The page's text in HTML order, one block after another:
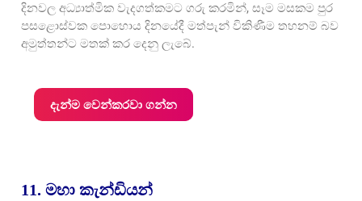
දිනවල අධ්‍යාත්මික වැදගත්කමට ගරු කරමින්, සෑම මසකම පුර
පසළොස්වක පොහොය දිනයේදී මත්පැන් විකිණීම තහනම් බව
අමුත්තන්ට මතක් කර දෙනු ලැබේ.
දැන්ම වෙන්කරවා ගන්න
11. මහා කැන්ඩියන්